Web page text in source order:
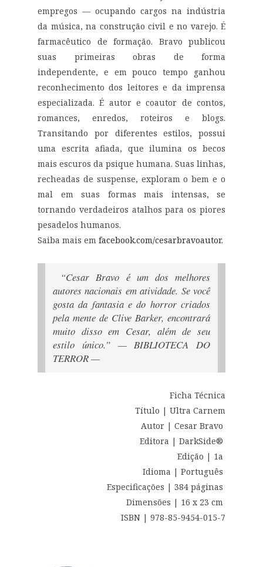
empregos — ocupando cargos na indústria
da música, na construção civil e no varejo. É
farmacêutico de formação. Bravo publicou
suas primeiras obras de forma
independente, e em pouco tempo ganhou
reconhecimento dos leitores e da imprensa
especializada. É autor e coautor de contos,
romances, enredos, roteiros e blogs.
Transitando por diferentes estilos, possui
uma escrita afiada, que ilumina os becos
mais escuros da psique humana. Suas linhas,
recheadas de suspense, exploram o bem e o
mal em suas formas mais intensas, se
tornando verdadeiros atalhos para os piores
pesadelos humanos.
Saiba mais em facebook.com/cesarbravoautor.
“Cesar Bravo é um dos melhores
autores nacionais em atividade. Se você
gosta da fantasia e do horror criados
pela mente de Clive Barker, encontrará
muito disso em Cesar, além de seu
estilo único.” — BIBLIOTECA DO
TERROR —
Ficha Técnica
Título | Ultra Carnem
Autor | Cesar Bravo
Editora | DarkSide®
Edição | 1a
Idioma | Português
Especificações | 384 páginas
Dimensões | 16 x 23 cm
ISBN | 978-85-9454-015-7